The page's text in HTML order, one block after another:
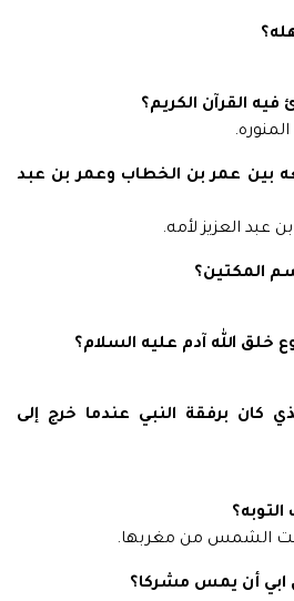
القرآن الكريم؟
بين عمر بن الخطاب وعمر بن عبد
عبد العزيز لأمه.
المكتين؟
خلق الله آدم عليه السلام؟
كان برفقة النبي عندما خرج إلى
الشمس من مغربها.
ابي أن يمس مشركا؟